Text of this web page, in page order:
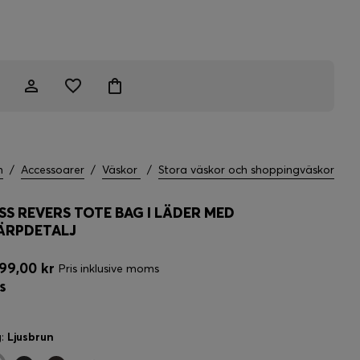
/ Accessoarer / Väskor / Stora väskor och shoppingväskor
REVERS TOTE BAG I LÄDER MED
kr Pris inklusive moms
Ljusbrun